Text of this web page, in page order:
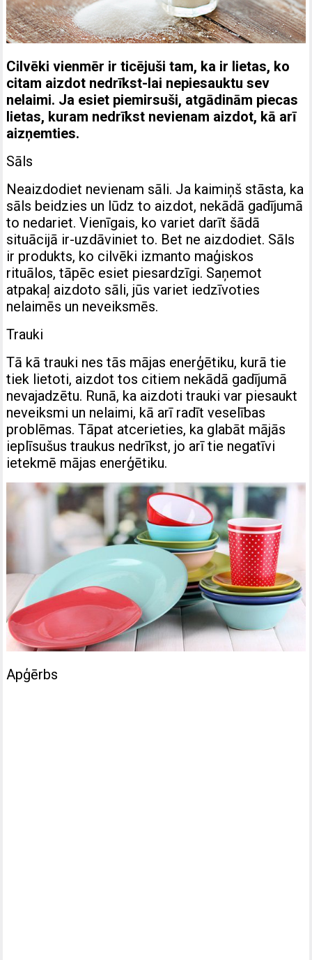
Cilvēki vienmēr ir ticējuši tam, ka ir lietas, ko
citam aizdot nedrīkst-lai nepiesauktu sev
nelaimi. Ja esiet piemirsuši, atgādinām piecas
lietas, kuram nedrīkst nevienam aizdot, kā arī
aizņemties.
Sāls
Neaizdodiet nevienam sāli. Ja kaimiņš stāsta, ka
sāls beidzies un lūdz to aizdot, nekādā gadījumā
to nedariet. Vienīgais, ko variet darīt šādā
situācijā ir-uzdāviniet to. Bet ne aizdodiet. Sāls
ir produkts, ko cilvēki izmanto maģiskos
rituālos, tāpēc esiet piesardzīgi. Saņemot
atpakaļ aizdoto sāli, jūs variet iedzīvoties
nelaimēs un neveiksmēs.
Trauki
Tā kā trauki nes tās mājas enerģētiku, kurā tie
tiek lietoti, aizdot tos citiem nekādā gadījumā
nevajadzētu. Runā, ka aizdoti trauki var piesaukt
neveiksmi un nelaimi, kā arī radīt veselības
problēmas. Tāpat atcerieties, ka glabāt mājās
ieplīsušus traukus nedrīkst, jo arī tie negatīvi
ietekmē mājas enerģētiku.
Apģērbs